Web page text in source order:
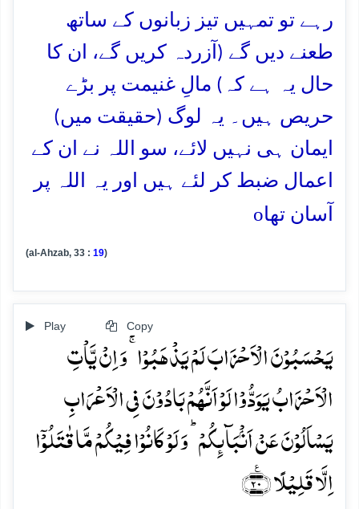
رہے تو تمہیں تیز زبانوں کے ساتھ
طعنے دیں گے (آزردہ کریں گے، ان کا
حال یہ ہے کہ) مالِ غنیمت پر بڑے
حریص ہیں۔ یہ لوگ (حقیقت میں)
ایمان ہی نہیں لائے، سو اللہ نے ان کے
اعمال ضبط کر لئے ہیں اور یہ اللہ پر
آسان تھاo
(al-Ahzab, 33 : 19)
Play Copy
یَحۡسَبُوۡنَ الۡاَحۡزَابَ لَمۡ یَذۡہَبُوۡا ۚ وَ اِنۡ یَّاۡتِ
الۡاَحۡزَابُ یَوَدُّوۡا لَوۡ اَنَّہُمۡ بَادُوۡنَ فِی الۡاَعۡرَابِ
یَسۡاَلُوۡنَ عَنۡ اَنۡۢبَآئِکُمۡ ؕ وَ لَوۡ کَانُوۡا فِیۡکُمۡ مَّا قٰتَلُوۡۤا
اِلَّا قَلِیۡلًا ﴿٪۲۰﴾